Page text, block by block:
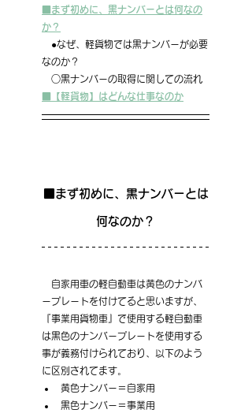
■まず初めに、黒ナンバーとは何なの
か？
●なぜ、軽貨物では黒ナンバーが必要
なのか？
○黒ナンバーの取得に関しての流れ
■【軽貨物】はどんな仕事なのか
■まず初めに、黒ナンバーとは
何なのか？
自家用車の軽自動車は黄色のナンバ
ープレートを付けてると思いますが、
『事業用貨物車』で使用する軽自動車
は黒色のナンバープレートを使用する
事が義務付けられており、以下のよう
に区別されてます。
黄色ナンバー＝自家用
黒色ナンバー＝事業用